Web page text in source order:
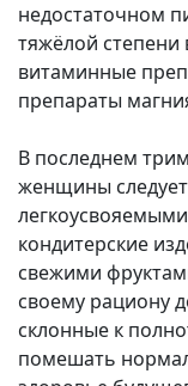
недостаточном
тяжёлой степени
витаминные
препараты
В последнем
женщины
кондитерские
свежими
своему рациону
склонные к
помешать